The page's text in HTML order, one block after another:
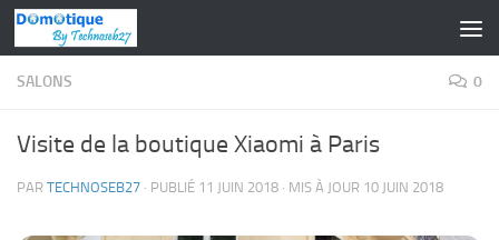
Skip to content
SALONS 0
Visite de la boutique Xiaomi à Paris
PAR TECHNOSEB27 · PUBLIÉ 11 JUIN 2018 · MIS À JOUR 10 JUIN 2018